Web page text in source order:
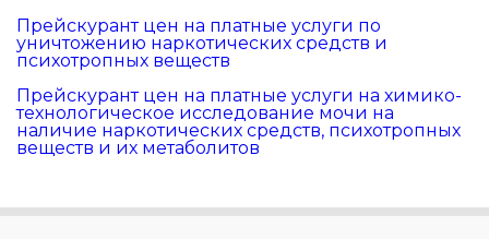
Прейскурант цен на платные услуги по
уничтожению наркотических средств и
психотропных веществ
Прейскурант цен на платные услуги на химико-
технологическое исследование мочи на
наличие наркотических средств, психотропных
веществ и их метаболитов